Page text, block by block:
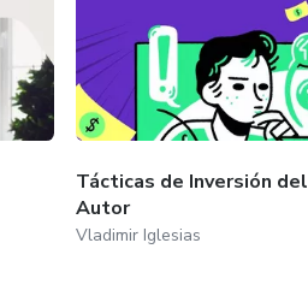
Tácticas de Inversión del
Autor
Vladimir Iglesias